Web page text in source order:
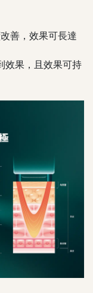
善，效果可長達
效果，且效果可持